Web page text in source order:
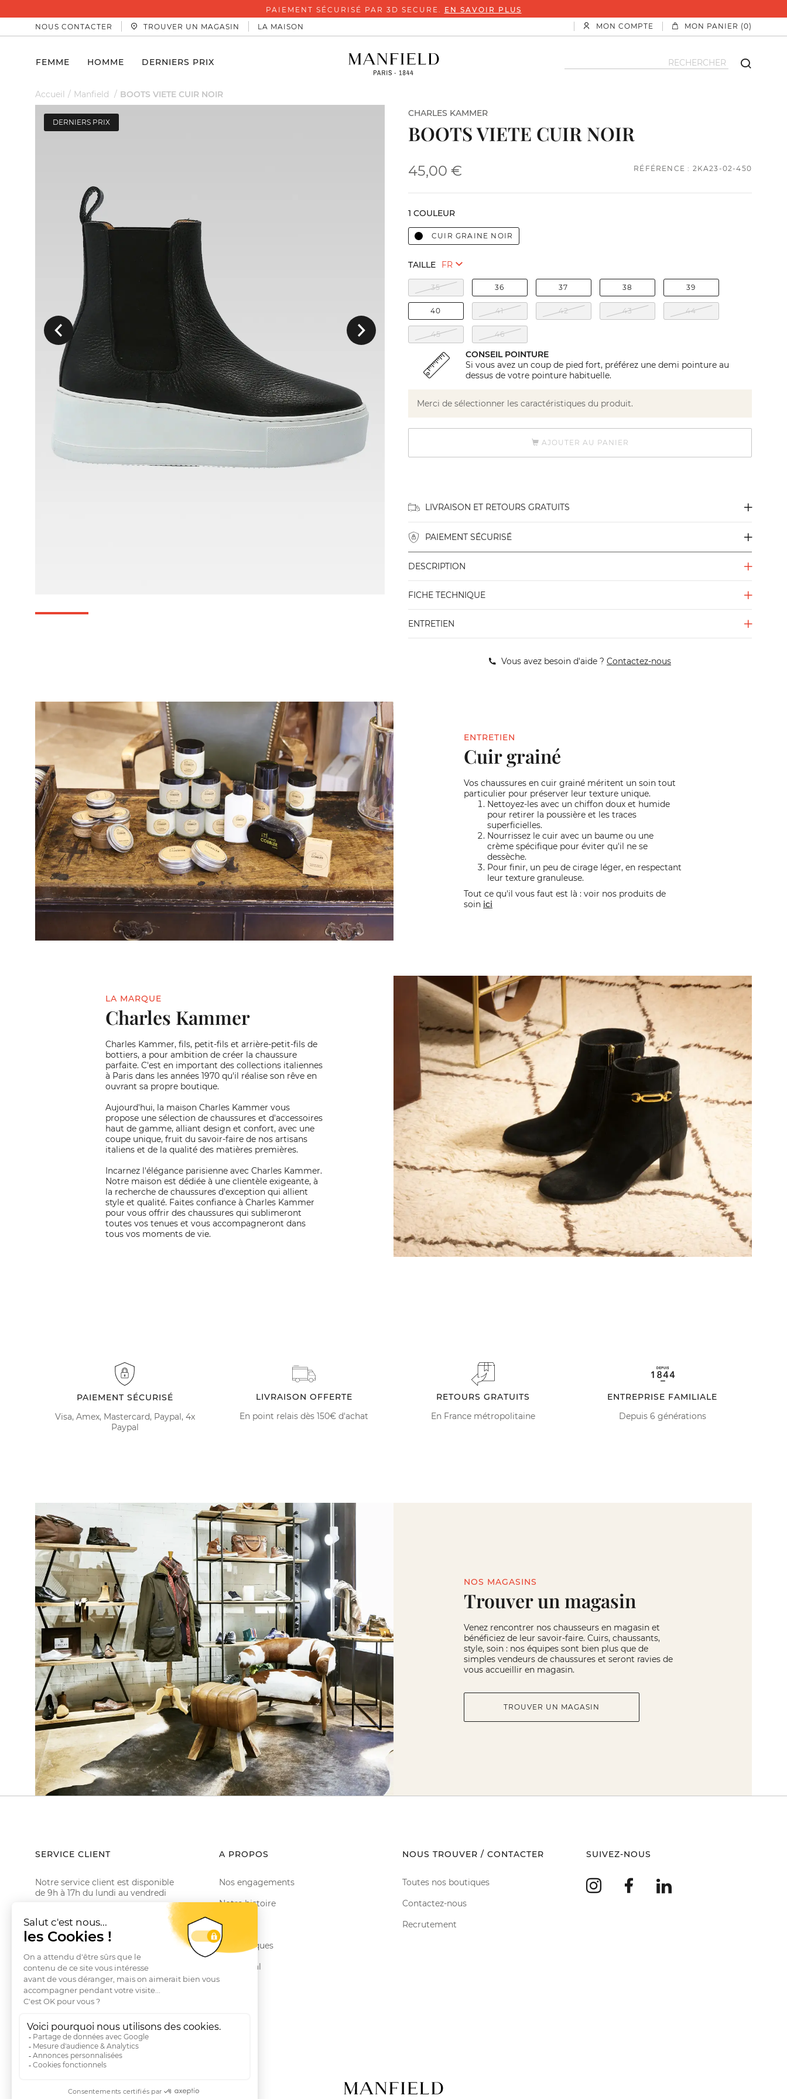
PAIEMENT SÉCURISÉ PAR 3D SECURE. EN SAVOIR PLUS
NOUS CONTACTER
TROUVER UN MAGASIN LA MAISON MON COMPTE MON PANIER (0)
FEMME HOMME DERNIERS PRIX
Accueil Manfield BOOTS VIETE CUIR NOIR
Précedent Suivant
DERNIERS PRIX
CHARLES KAMMER
BOOTS VIETE CUIR NOIR
45,00 € RÉFÉRENCE : 2KA23-02-450
1 COULEUR
CUIR GRAINE NOIR
TAILLE
35 36 37 38 39
40 41 42 43 44
45 46
CONSEIL POINTURE
Si vous avez un coup de pied fort, préférez une demi pointure au
dessus de votre pointure habituelle.
Merci de sélectionner les caractéristiques du produit.
AJOUTER AU PANIER
LIVRAISON ET RETOURS GRATUITS
PAIEMENT SÉCURISÉ
DESCRIPTION
FICHE TECHNIQUE
ENTRETIEN
Vous avez besoin d'aide ? Contactez-nous
ENTRETIEN
Cuir grainé
Vos chaussures en cuir grainé méritent un soin tout
particulier pour préserver leur texture unique.
Nettoyez-les avec un chiffon doux et humide
pour retirer la poussière et les traces
superficielles.
Nourrissez le cuir avec un baume ou une
crème spécifique pour éviter qu'il ne se
dessèche.
Pour finir, un peu de cirage léger, en respectant
leur texture granuleuse.
Tout ce qu'il vous faut est là : voir nos produits de
soin ici
LA MARQUE
Charles Kammer
Charles Kammer, fils, petit-fils et arrière-petit-fils de
bottiers, a pour ambition de créer la chaussure
parfaite. C'est en important des collections italiennes
à Paris dans les années 1970 qu'il réalise son rêve en
ouvrant sa propre boutique.
Aujourd'hui, la maison Charles Kammer vous
propose une sélection de chaussures et d'accessoires
haut de gamme, alliant design et confort, avec une
coupe unique, fruit du savoir-faire de nos artisans
italiens et de la qualité des matières premières.
Incarnez l'élégance parisienne avec Charles Kammer.
Notre maison est dédiée à une clientèle exigeante, à
la recherche de chaussures d'exception qui allient
style et qualité. Faites confiance à Charles Kammer
pour vous offrir des chaussures qui sublimeront
toutes vos tenues et vous accompagneront dans
tous vos moments de vie.
PAIEMENT SÉCURISÉ
Visa, Amex, Mastercard, Paypal, 4x
Paypal
LIVRAISON OFFERTE
En point relais dès 150€ d'achat
RETOURS GRATUITS
En France métropolitaine
ENTREPRISE FAMILIALE
Depuis 6 générations
NOS MAGASINS
Trouver un magasin
Venez rencontrer nos chausseurs en magasin et
bénéficiez de leur savoir-faire. Cuirs, chaussants,
style, soin : nos équipes sont bien plus que de
simples vendeurs de chaussures et seront ravies de
vous accueillir en magasin.
TROUVER UN MAGASIN
SERVICE CLIENT
Notre service client est disponible
de 9h à 17h du lundi au vendredi
Email serviceclient@manbow.fr
Téléphone01 78 35 10 20
Conditions générales des promotions
Conditions générales de vente
Questions fréquentes
Livraisons et Retours
RGPD
A PROPOS
Nos engagements
Notre histoire
Le Club
Nos marques
Le Journal
NOUS TROUVER / CONTACTER
Toutes nos boutiques
Contactez-nous
Recrutement
SUIVEZ-NOUS
InstagramFacebook
LinkedIn